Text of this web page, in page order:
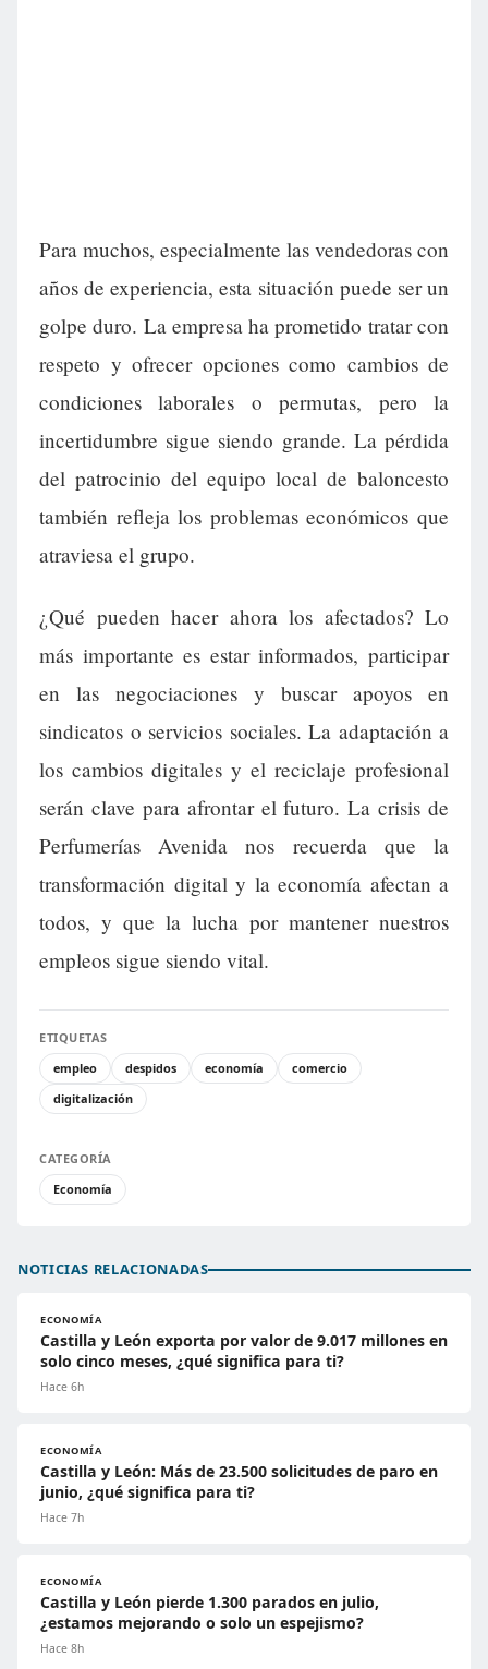
Para muchos, especialmente las vendedoras con
años de experiencia, esta situación puede ser un
golpe duro. La empresa ha prometido tratar con
respeto y ofrecer opciones como cambios de
condiciones laborales o permutas, pero la
incertidumbre sigue siendo grande. La pérdida
del patrocinio del equipo local de baloncesto
también refleja los problemas económicos que
atraviesa el grupo.
¿Qué pueden hacer ahora los afectados? Lo
más importante es estar informados, participar
en las negociaciones y buscar apoyos en
sindicatos o servicios sociales. La adaptación a
los cambios digitales y el reciclaje profesional
serán clave para afrontar el futuro. La crisis de
Perfumerías Avenida nos recuerda que la
transformación digital y la economía afectan a
todos, y que la lucha por mantener nuestros
empleos sigue siendo vital.
ETIQUETAS
empleo
despidos economía
comercio
digitalización
CATEGORÍA
Economía
NOTICIAS RELACIONADAS
ECONOMÍA
Castilla y León exporta por valor de 9.017 millones en
solo cinco meses, ¿qué significa para ti?
Hace 6h
ECONOMÍA
Castilla y León: Más de 23.500 solicitudes de paro en
junio, ¿qué significa para ti?
Hace 7h
ECONOMÍA
Castilla y León pierde 1.300 parados en julio,
¿estamos mejorando o solo un espejismo?
Hace 8h